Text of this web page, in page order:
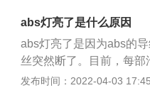
死，使汽车在制动状态
abs灯亮了是什么原因
abs灯亮了是因为abs的
丝突然断了。目前，每
安全性，在刹车时，让轮
发布时间：2022-04-03